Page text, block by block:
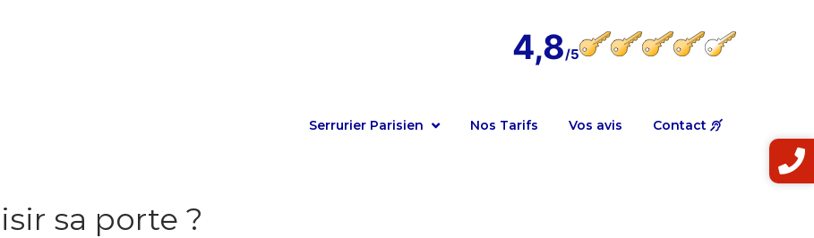
4,8
Serrurier Parisien Nos Tarifs Vos avis Contact
sa porte ?